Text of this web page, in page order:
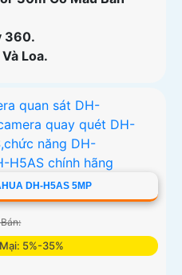
360.
Loa.
DH-H5AS 5MP
5%-35%